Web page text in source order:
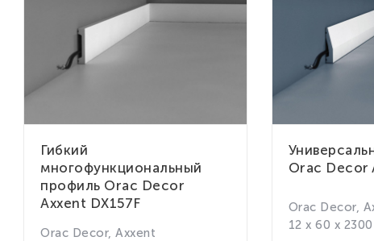
Гибкий
многофункциональный
профиль Orac Decor
Axxent DX157F
Orac Decor, Axxent
Orac Decor
Orac Decor,
12 x 60 x